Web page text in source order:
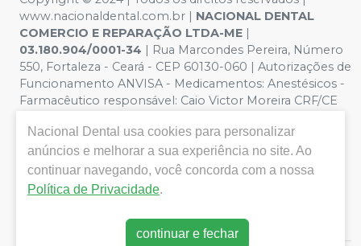
www.nacionaldental.com.br | NACIONAL DENTAL
COMERCIO E REPARAÇÃO LTDA-ME |
03.180.904/0001-34 | Rua Marcondes Pereira, Número
550, Fortaleza - Ceará - CEP 60130-060 | Autorizações de
Funcionamento ANVISA - Medicamentos: Anestésicos -
Farmacêutico responsável: Caio Victor Moreira CRF/CE
meramente ilustrativas - Os preços e condições da loja
virtual estão sujeitos a alterações. Em caso de
divergência de preços no site, o valor válido é o do
Carrinho de Compra. Não vendemos por atacado, por
de grandes volumes pelo site.
Nacional Dental usa cookies para personalizar
anúncios e melhorar a sua experiência no site. Ao
continuar navegando, você concorda com a nossa
Política de Privacidade.
continuar e fechar